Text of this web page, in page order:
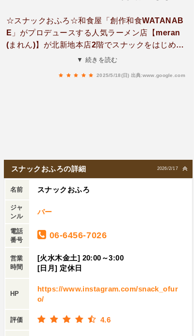
開けるときらびやかに輝くミラーボールとスナッ
クおふろと書かれたネオンと壁に描かれた富士山
がお出迎えしてくれます🏔️鍵付きのロッカーなど
口の右手にはカウンター席があり、左手にはソフ
ァ席が用意されており、他にも個室があります。
のマヨサラ』500円むね肉と柴漬けってこんなに
合うんですね～‼️それぞれの味は勿論知ってます
が、合わさるとこんな感じになるんですね♪ 斬
リ食感の白滝とコリコリ食感のザーサイの融合
お酒にも良く合います。『marenのジューシー唐
揚げ』800円カリッと揚がった衣の中にはしっと
りジューシーなお肉メチャウマです。『栗豚の吊
るし焼』800円香ばしくて脂身と赤身のバランス
も良く、タレが絡んでめっちゃ美味しいです。
可能と言う事で、その場で〆にラーメンが頂けま
絢爛なトッピングは鶏ムネ肉、豚肩ロース、豚バ
☆スナックおふろ☆和食屋「創作和食WATANAB
E」がプロデュースする人気ラーメン店【meran
(まれん)】が北新地本店2階でスナックをはじめま
したっ(ﾟ∀ﾟ)コンセプトは"おふろ"入浴料金(通常
製醤油ダレと香味油をブレンドした、シンプルな
がらもコクとキレがあるスープ。小麦を感じるプ
リっとした麺との相性も◎■鶏白湯おでん盛り(10
ト、大根。■大人のクリームソーダ(1300円)アル
コール入りのクリームソーダ。meranでラーメン
食べて、2階で飲むというスタイルが定着するか
▼ 続きを読む
2025/5/18(日) 出典:www.google.com
2026/2/17
スナックおふろの詳細
名前 スナックおふろ
ジャ
ンル
バー
電話
番号
06-6456-7026
営業
時間
[火水木金土] 20:00～3:00
[日月] 定休日
HP
https://www.instagram.com/snack_ofur
o/
評価 4.6